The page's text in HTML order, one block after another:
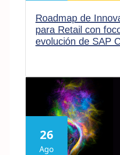
Roadmap de
para Retail con
evolución de SAP
26
Ago